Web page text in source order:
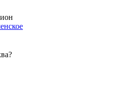
?